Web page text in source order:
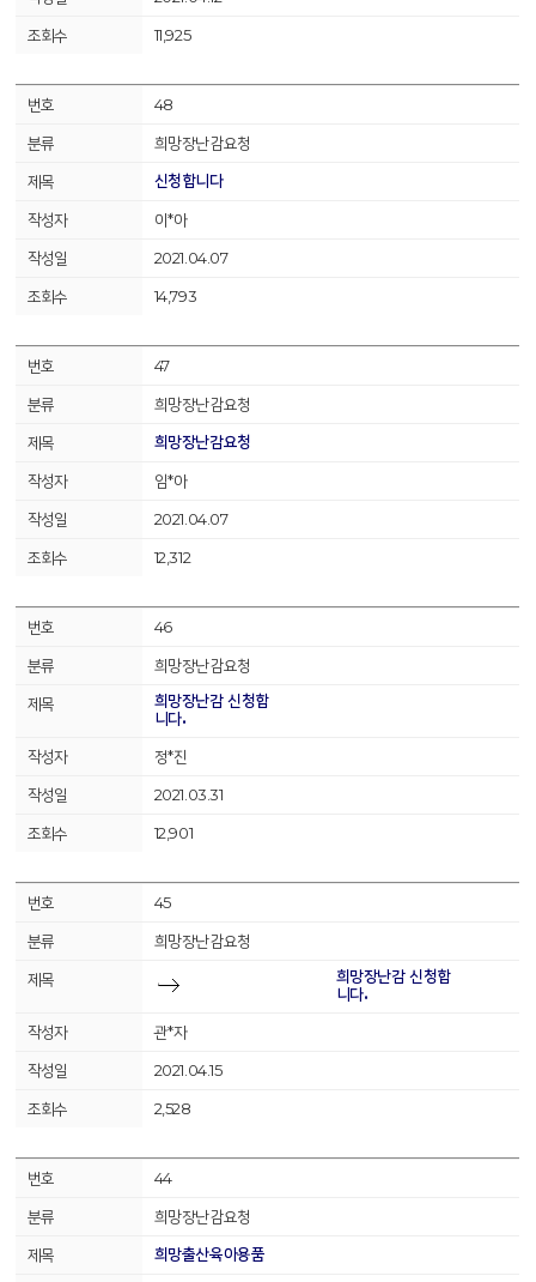
11,925
48
희망장난감요청
신청합니다
이*아
2021.04.07
14,793
47
희망장난감요청
희망장난감요청
임*아
2021.04.07
12,312
46
희망장난감요청
희망장난감 신청합
니다.
정*진
2021.03.31
12,901
45
희망장난감요청
희망장난감 신청합
니다.
관*자
2021.04.15
2,528
44
희망장난감요청
희망출산육아용품